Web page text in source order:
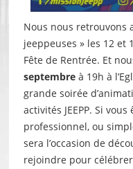
Nous nous retrouvons
jeeppeuses » les 12 et
Fête de Rentrée. Et
septembreà 19h à
grande soirée
activités JEEPP. Si
professionnel, ou
sera l’occasion de
rejoindre pour